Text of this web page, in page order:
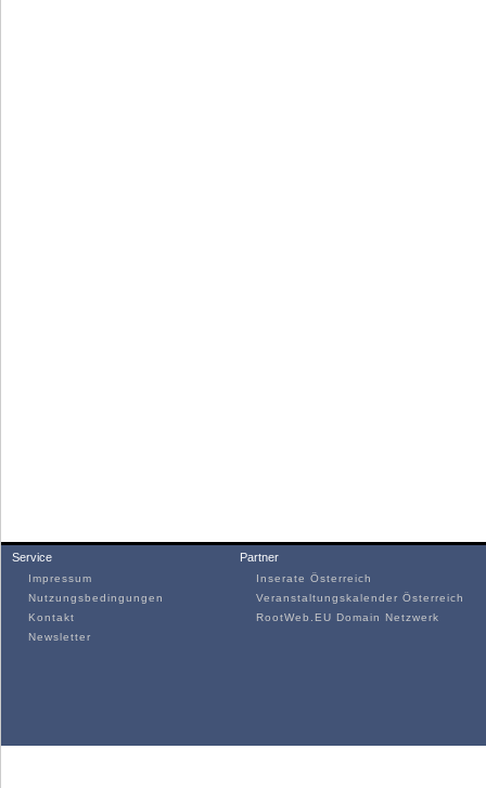
Service
Impressum
Nutzungsbedingungen
Kontakt
Newsletter
Partner
Inserate Österreich
Veranstaltungskalender Österreich
RootWeb.EU Domain Netzwerk